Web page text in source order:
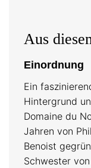
Anbau
Aus
Einordnung
Ein
Hintergrund
Domaine du
Jahren von
Benoist
Schwester